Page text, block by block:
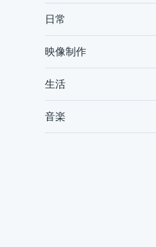
日常
映像制作
生活
音楽